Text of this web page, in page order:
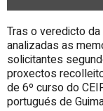
Tras o veredicto
analizadas as
solicitantes
proxectos
de 6º curso do
portugués de